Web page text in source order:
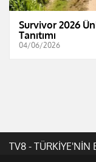
Survivor 2026
Tanıtımı
04/06/2026
TV8 - TÜRKİYE'NİN